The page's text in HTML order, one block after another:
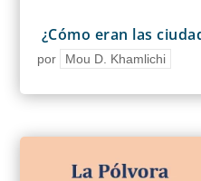
¿Cómo eran las
por Mou D. Khamlichi